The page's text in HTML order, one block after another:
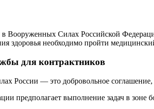
Вооруженных Силах Российской
здоровья необходимо пройти
для контрактников
России — это добровольное
предполагает выполнение задач в